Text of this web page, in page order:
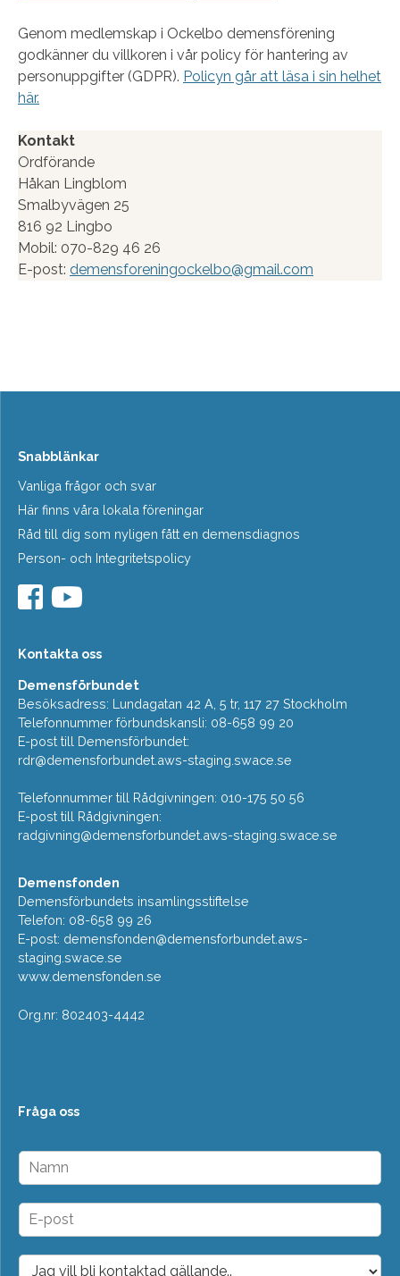
Genom medlemskap i Ockelbo demensförening
godkänner du villkoren i vår policy för hantering av
personuppgifter (GDPR). Policyn går att läsa i sin helhet
här.
Kontakt
Ordförande
Håkan Lingblom
Smalbyvägen 25
816 92 Lingbo
Mobil: 070-829 46 26
E-post: demensforeningockelbo@gmail.com
Snabblänkar
Vanliga frågor och svar
Här finns våra lokala föreningar
Råd till dig som nyligen fått en demensdiagnos
Person- och Integritetspolicy
Kontakta oss
Demensförbundet
Besöksadress: Lundagatan 42 A, 5 tr, 117 27 Stockholm
Telefonnummer förbundskansli: 08-658 99 20
E-post till Demensförbundet:
rdr@demensforbundet.aws-staging.swace.se
Telefonnummer till Rådgivningen: 010-175 50 56
E-post till Rådgivningen:
radgivning@demensforbundet.aws-staging.swace.se
Demensfonden
Demensförbundets insamlingsstiftelse
Telefon: 08-658 99 26
E-post: demensfonden@demensforbundet.aws-
staging.swace.se
www.demensfonden.se
Org.nr: 802403-4442
Fråga oss
N
m
n
E
p
o
D